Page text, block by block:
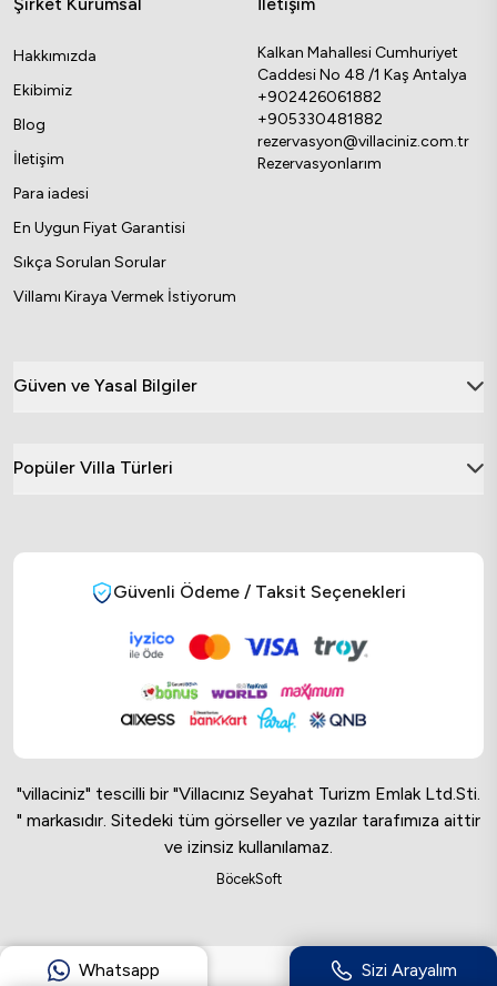
Hakkımızda
Ekibimiz
Blog
İletişim
Para iadesi
En Uygun Fiyat Garantisi
Sıkça Sorulan Sorular
Villamı Kiraya Vermek İstiyorum
Kalkan Mahallesi Cumhuriyet
Caddesi No 48 /1 Kaş Antalya
+902426061882
+905330481882
rezervasyon@villaciniz.com.tr
Rezervasyonlarım
Güven ve Yasal Bilgiler
Popüler Villa Türleri
Güvenli Ödeme / Taksit Seçenekleri
"villaciniz" tescilli bir "Villacınız Seyahat Turizm Emlak Ltd.Sti.
" markasıdır. Sitedeki tüm görseller ve yazılar tarafımıza aittir
ve izinsiz kullanılamaz.
BöcekSoft
Whatsapp Sizi Arayalım